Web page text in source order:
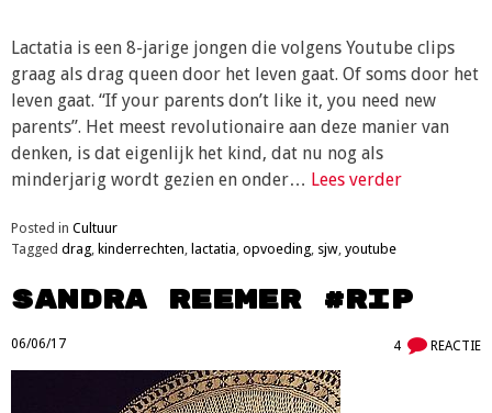
Lactatia is een 8-jarige jongen die volgens Youtube clips
graag als drag queen door het leven gaat. Of soms door het
leven gaat. “If your parents don’t like it, you need new
parents”. Het meest revolutionaire aan deze manier van
denken, is dat eigenlijk het kind, dat nu nog als
minderjarig wordt gezien en onder… Lees verder
Posted in Cultuur
Tagged drag, kinderrechten, lactatia, opvoeding, sjw, youtube
Sandra Reemer #RIP
06/06/17 4 REACTIE